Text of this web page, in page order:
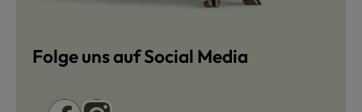
Folge uns auf Social Media